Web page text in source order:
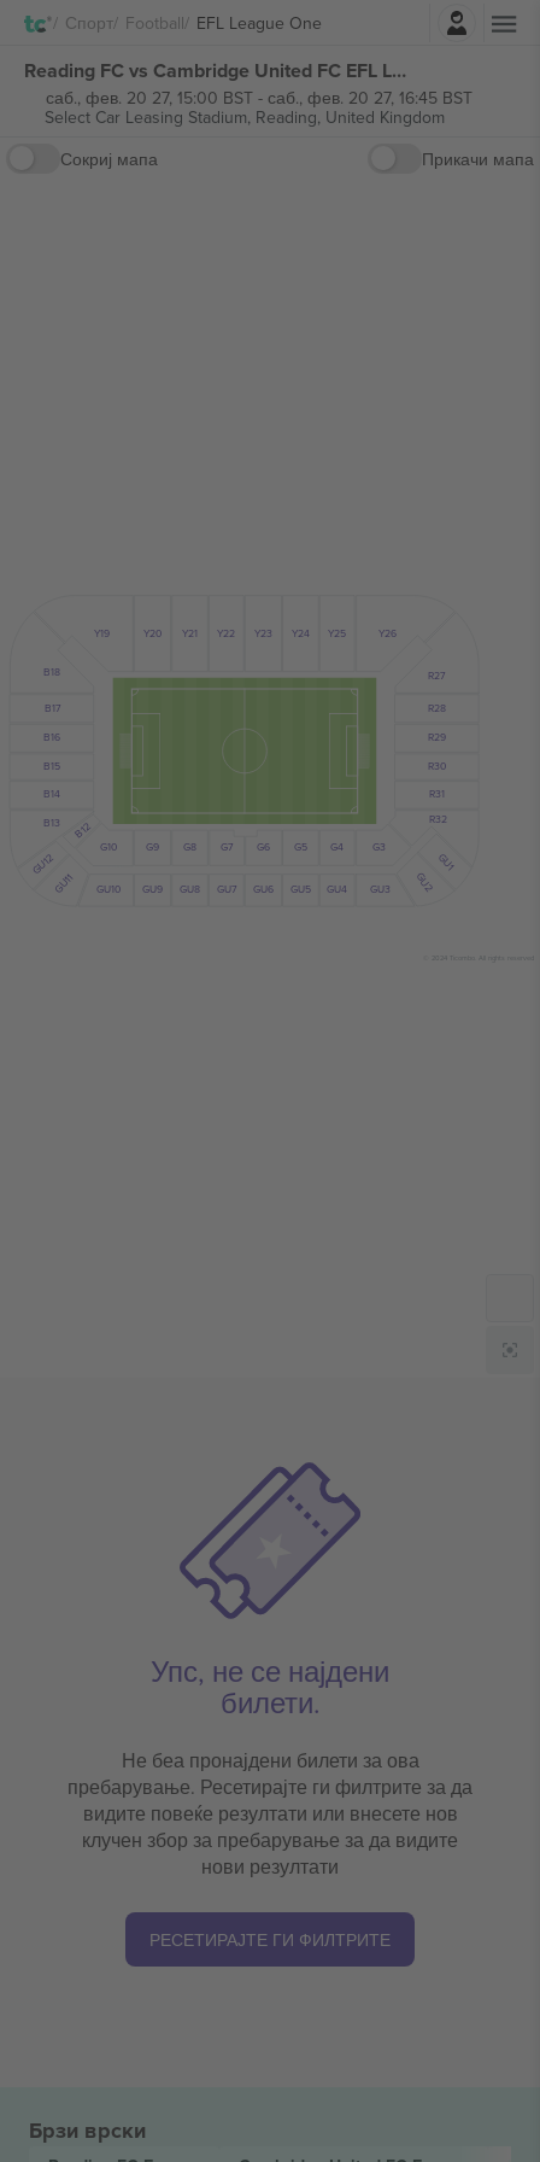
Спорт Football EFL League OneНајави се
Reading FC vs Cambridge United FC EFL League One билети
саб., фев. 20 27, 15:00 BST- саб., фев. 20 27, 16:45 BST
Select Car Leasing Stadium, Reading, United Kingdom
Сокриј мапа
Прикачи мапа
Y19 Y20 Y21 Y22 Y23 Y24 Y25 Y26
R32
R31
R30
R29
R28
R27
B12
B13
B14
B15
B16
B17
B18
G3
G4
G5
G6
G7
G8
G9
G10
GU1
GU2
GU3
GU4
GU5
GU6
GU7
GU8
GU9
GU10
GU11
GU12
© 2024 Ticombo. All rights reserved
Упс, не се најдени
билети.
Не беа пронајдени билети за ова
пребарување. Ресетирајте ги филтрите за да
видите повеќе резултати или внесете нов
клучен збор за пребарување за да видите
нови резултати
РЕСЕТИРАЈТЕ ГИ ФИЛТРИТЕ
Брзи врски